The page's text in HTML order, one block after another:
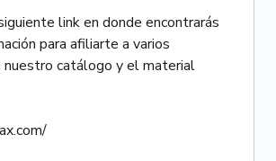
link en donde encontrarás
para afiliarte a varios
nuestro catálogo y el material